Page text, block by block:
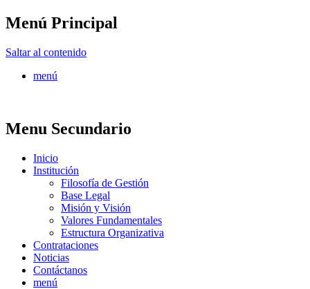
Menú Principal
Saltar al contenido
menú
Menu Secundario
Inicio
Institución
Filosofía de Gestión
Base Legal
Misión y Visión
Valores Fundamentales
Estructura Organizativa
Contrataciones
Noticias
Contáctanos
menú